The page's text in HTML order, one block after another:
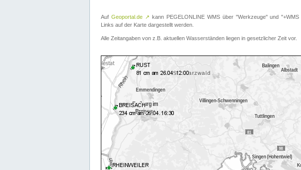
Auf Geoportal.de ↗ kann PEGELONLINE WMS über "Werkzeuge" und
Links auf der Karte dargestellt werden.
Alle Zeitangaben von z.B. aktuellen Wasserständen liegen in gesetzlicher Zeit vor.